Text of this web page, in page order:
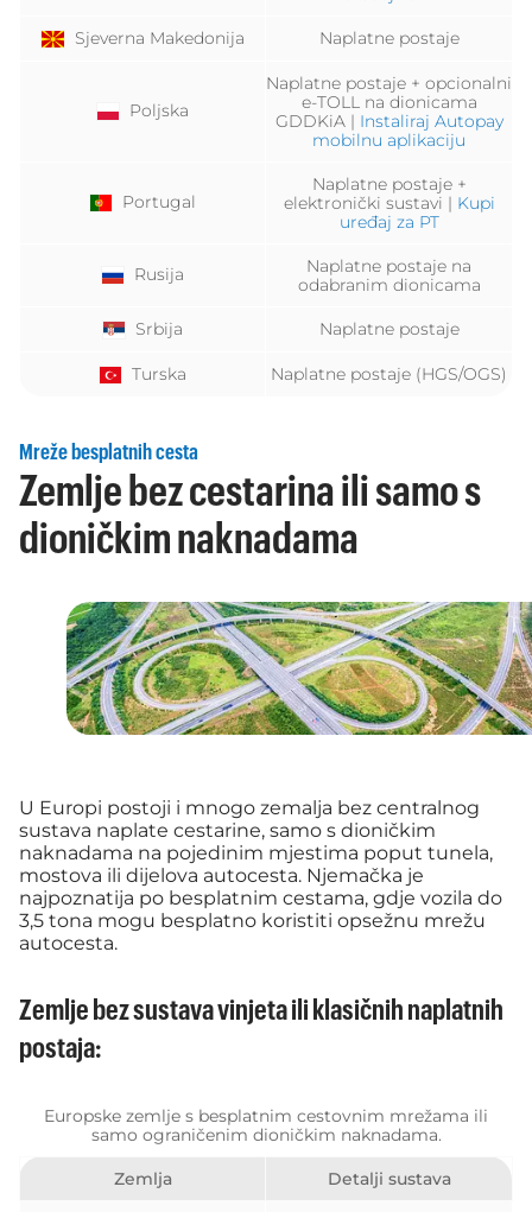
Sjeverna Makedonija Naplatne postaje
Poljska
Naplatne postaje + opcionalni
e-TOLL na dionicama
GDDKiA | Instaliraj Autopay
mobilnu aplikaciju
Portugal
Naplatne postaje +
elektronički sustavi | Kupi
uređaj za PT
Rusija
Naplatne postaje na
odabranim dionicama
Srbija Naplatne postaje
Turska Naplatne postaje (HGS/OGS)
Mreže besplatnih cesta
Zemlje bez cestarina ili samo s
dioničkim naknadama
U Europi postoji i mnogo zemalja bez centralnog
sustava naplate cestarine, samo s dioničkim
naknadama na pojedinim mjestima poput tunela,
mostova ili dijelova autocesta. Njemačka je
najpoznatija po besplatnim cestama, gdje vozila do
3,5 tona mogu besplatno koristiti opsežnu mrežu
autocesta.
Zemlje bez sustava vinjeta ili klasičnih naplatnih
postaja:
Europske zemlje s besplatnim cestovnim mrežama ili
samo ograničenim dioničkim naknadama.
Zemlja Detalji sustava